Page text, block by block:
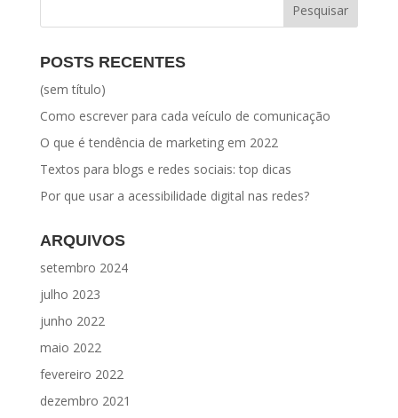
POSTS RECENTES
(sem título)
Como escrever para cada veículo de comunicação
O que é tendência de marketing em 2022
Textos para blogs e redes sociais: top dicas
Por que usar a acessibilidade digital nas redes?
ARQUIVOS
setembro 2024
julho 2023
junho 2022
maio 2022
fevereiro 2022
dezembro 2021